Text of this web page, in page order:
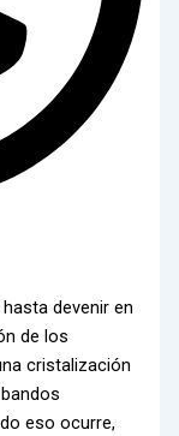
devenir en
de los
cristalización
eso ocurre,